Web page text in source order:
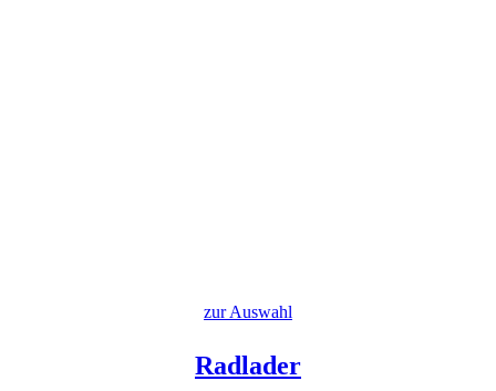
zur Auswahl
Radlader